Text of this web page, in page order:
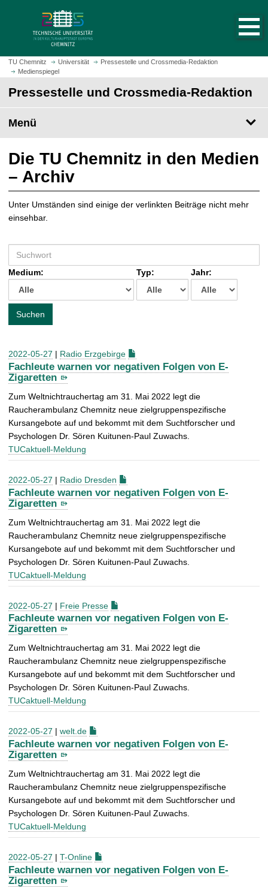
m
H
t
s
i
e
a
u
f
r
u
f
e
TU Chemnitz Universität
Pressestelle und Crossmedia-Redaktion
Medienspiegel
Pressestelle und Crossmedia-Redaktion
Menü
Die TU Chemnitz in den Medien
– Archiv
Unter Umständen sind einige der verlinkten Beiträge nicht mehr
einsehbar.
u
c
e
h
:
Medium: Typ: Jahr:
Suchen
2022-05-27 | Radio Erzgebirge
Fachleute warnen vor negativen Folgen von E-
Zigaretten
Zum Weltnichtrauchertag am 31. Mai 2022 legt die
Raucherambulanz Chemnitz neue zielgruppenspezifische
Kursangebote auf und bekommt mit dem Suchtforscher und
Psychologen Dr. Sören Kuitunen-Paul Zuwachs.
TUCaktuell-Meldung
2022-05-27 | Radio Dresden
Fachleute warnen vor negativen Folgen von E-
Zigaretten
Zum Weltnichtrauchertag am 31. Mai 2022 legt die
Raucherambulanz Chemnitz neue zielgruppenspezifische
Kursangebote auf und bekommt mit dem Suchtforscher und
Psychologen Dr. Sören Kuitunen-Paul Zuwachs.
TUCaktuell-Meldung
2022-05-27 | Freie Presse
Fachleute warnen vor negativen Folgen von E-
Zigaretten
Zum Weltnichtrauchertag am 31. Mai 2022 legt die
Raucherambulanz Chemnitz neue zielgruppenspezifische
Kursangebote auf und bekommt mit dem Suchtforscher und
Psychologen Dr. Sören Kuitunen-Paul Zuwachs.
TUCaktuell-Meldung
2022-05-27 | welt.de
Fachleute warnen vor negativen Folgen von E-
Zigaretten
Zum Weltnichtrauchertag am 31. Mai 2022 legt die
Raucherambulanz Chemnitz neue zielgruppenspezifische
Kursangebote auf und bekommt mit dem Suchtforscher und
Psychologen Dr. Sören Kuitunen-Paul Zuwachs.
TUCaktuell-Meldung
2022-05-27 | T-Online
Fachleute warnen vor negativen Folgen von E-
Zigaretten